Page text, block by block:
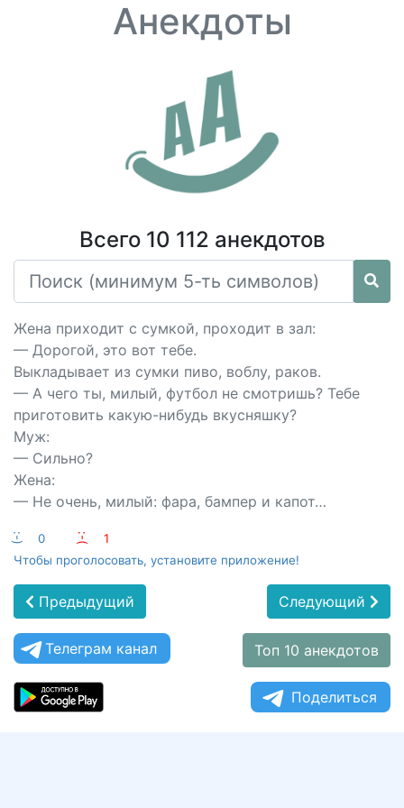
Анекдоты
Всего 10 112 анекдотов
Жена приходит с сумкой, проходит в зал:
— Дорогой, это вот тебе.
Выкладывает из сумки пиво, воблу, раков.
— А чего ты, милый, футбол не смотришь? Тебе
приготовить какую-нибудь вкусняшку?
Муж:
— Сильно?
Жена:
— Не очень, милый: фара, бампер и капот…
:-) 0 :-(
1
Чтобы проголосовать, установите приложение!
Предыдущий Следующий
Телеграм канал Топ 10 анекдотов
Поделиться